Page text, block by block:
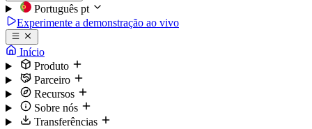
Português pt
Experimente a demonstração ao vivo
Início
Produto
Parceiro
Recursos
Sobre nós
Transferências